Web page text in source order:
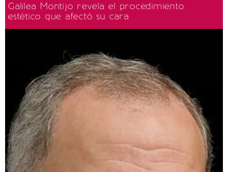
Galilea Montijo revela el procedimiento
estético que afectó su cara